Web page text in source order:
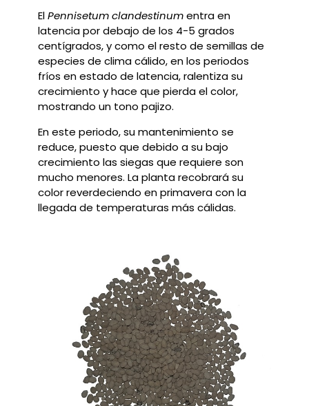
ElPennisetum clandestinumentra en
latencia por debajo de los 4-5 grados
centígrados, y como el resto de semillas de
especies de clima cálido, en los periodos
fríos en estado de latencia, ralentiza su
crecimiento y hace que pierda el color,
mostrando un tono pajizo.
En este periodo, su mantenimiento se
reduce, puesto que debido a su bajo
crecimiento las siegas que requiere son
mucho menores. La planta recobrará su
color reverdeciendo en primavera con la
llegada de temperaturas más cálidas.